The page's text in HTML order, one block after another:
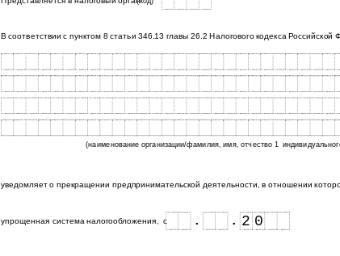
В соответствии с пунктом 8 статьи 346.13 главы 26.2 Налогового кодекса Российской
(наименование организации/фамилия, имя, отчество 1
уведомляет о прекращении предпринимательской деятельности, в отношении
упрощенная система налогообложения, с . . 2 0